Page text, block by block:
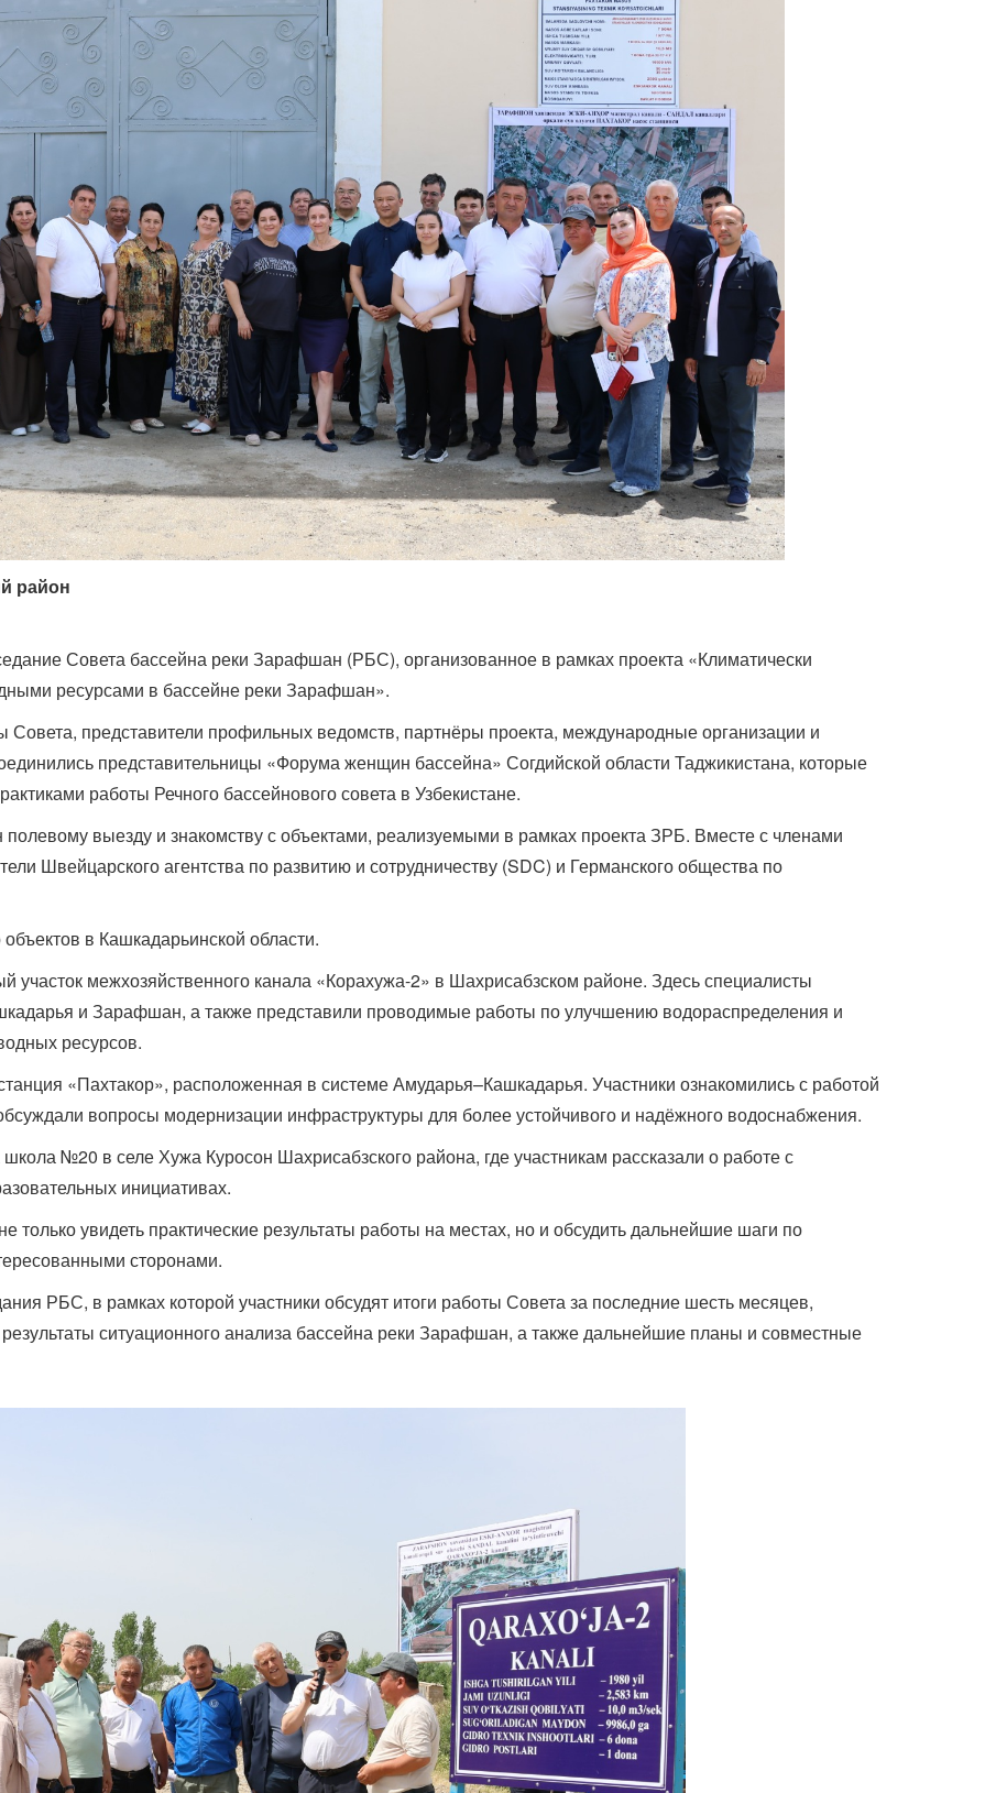
район
Совета бассейна реки Зарафшан (РБС), организованное в рамках проекта «Климатически
ресурсами в бассейне реки Зарафшан».
представители профильных ведомств, партнёры проекта, международные организации и
представительницы «Форума женщин бассейна» Согдийской области Таджикистана, которые
работы Речного бассейнового совета в Узбекистане.
выезду и знакомству с объектами, реализуемыми в рамках проекта ЗРБ. Вместе с членами
Швейцарского агентства по развитию и сотрудничеству (SDC) и Германского общества по
в Кашкадарьинской области.
участок межхозяйственного канала «Корахужа-2» в Шахрисабзском районе. Здесь специалисты
и Зарафшан, а также представили проводимые работы по улучшению водораспределения и
ресурсов.
«Пахтакор», расположенная в системе Амударья–Кашкадарья. Участники ознакомились с работой
вопросы модернизации инфраструктуры для более устойчивого и надёжного водоснабжения.
№20 в селе Хужа Куросон Шахрисабзского района, где участникам рассказали о работе с
инициативах.
увидеть практические результаты работы на местах, но и обсудить дальнейшие шаги по
сторонами.
РБС, в рамках которой участники обсудят итоги работы Совета за последние шесть месяцев,
ситуационного анализа бассейна реки Зарафшан, а также дальнейшие планы и совместные